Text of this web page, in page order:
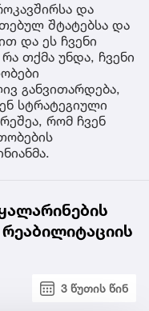
და
შტატებსა და
და ეს ჩვენი
თქმა უნდა, ჩვენი
განვითარდება,
სტრატეგიული
რომ ჩვენ
3 წუთის წინ